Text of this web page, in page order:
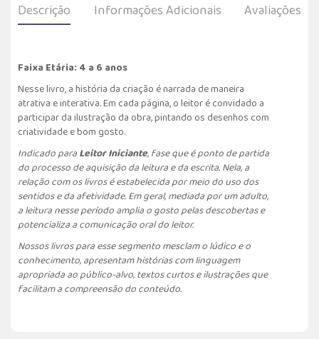
Descrição Informações Adicionais Avaliações
Faixa Etária: 4 a 6 anos
Nesse livro, a história da criação é narrada de maneira
atrativa e interativa. Em cada página, o leitor é convidado a
participar da ilustração da obra, pintando os desenhos com
criatividade e bom gosto.
Indicado paraLeitor Iniciante,fase que é ponto de partida
do processo de aquisição da leitura e da escrita. Nela, a
relação com os livros é estabelecida por meio do uso dos
sentidos e da afetividade. Em geral, mediada por um adulto,
a leitura nesse período amplia o gosto pelas descobertas e
potencializa a comunicação oral do leitor.
Nossos livros para esse segmento mesclam o lúdico e o
conhecimento, apresentam histórias com linguagem
apropriada ao público-alvo, textos curtos e ilustrações que
facilitam a compreensão do conteúdo.